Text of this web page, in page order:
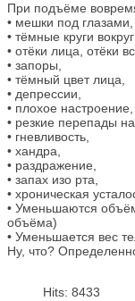
При подъёме
• мешки под глазами,
• тёмные круги вокруг
• отёки лица, отёки
• запоры,
• тёмный цвет лица,
• депрессии,
• плохое настроение,
• резкие перепады
• гневливость,
• хандра,
• раздражение,
• запах изо рта,
• хроническая
• Уменьшаются
объёма)
• Уменьшается вес
Ну, что?
Hits: 8433